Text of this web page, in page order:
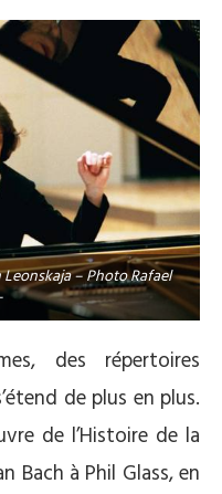
– Photo Rafael
des répertoires
de plus en plus.
de l’Histoire de la
Bach à Phil Glass, en